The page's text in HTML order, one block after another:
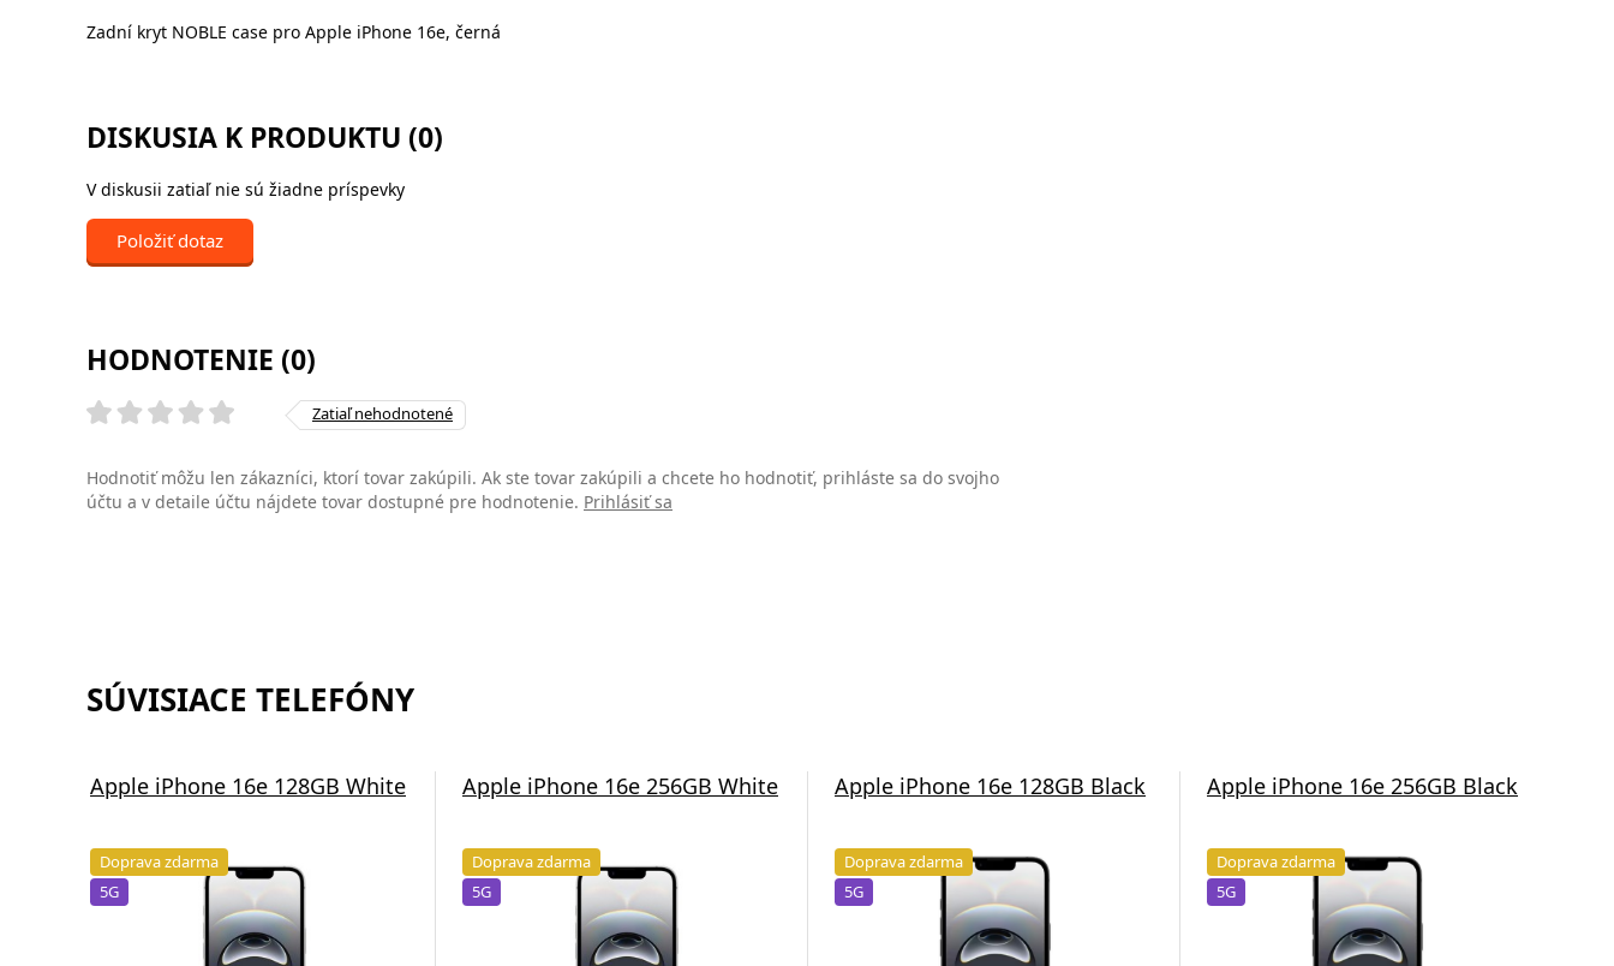
Zadní kryt NOBLE case pro Apple iPhone 16e, černá
DISKUSIA K PRODUKTU (0)
V diskusii zatiaľ nie sú žiadne príspevky
Položiť dotaz
HODNOTENIE (0)
Zatiaľ nehodnotené
Hodnotiť môžu len zákazníci, ktorí tovar zakúpili. Ak ste tovar zakúpili a chcete ho hodnotiť, prihláste sa do svojho
účtu a v detaile účtu nájdete tovar dostupné pre hodnotenie. Prihlásiť sa
SÚVISIACE TELEFÓNY
Apple iPhone 16e 128GB White
Doprava zdarma
5G
Apple iPhone 16e 256GB White
Doprava zdarma
5G
Apple iPhone 16e 128GB Black
Doprava zdarma
5G
Apple iPhone 16e 256GB Black
Doprava zdarma
5G